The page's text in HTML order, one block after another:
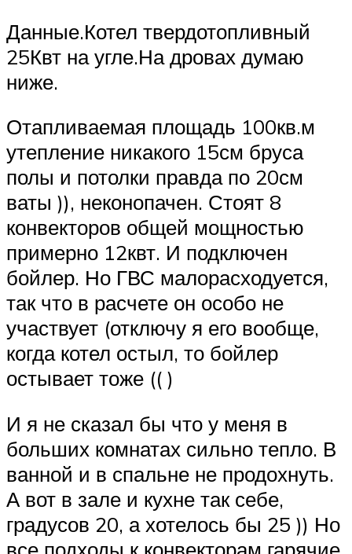
Данные.Котел твердотопливный
25Квт на угле.На дровах думаю
ниже.
Отапливаемая площадь 100кв.м
утепление никакого 15см бруса
полы и потолки правда по 20см
ваты )), неконопачен. Стоят 8
конвекторов общей мощностью
примерно 12квт. И подключен
бойлер. Но ГВС малорасходуется,
так что в расчете он особо не
участвует (отключу я его вообще,
когда котел остыл, то бойлер
остывает тоже (( )
И я не сказал бы что у меня в
больших комнатах сильно тепло. В
ванной и в спальне не продохнуть.
А вот в зале и кухне так себе,
градусов 20, а хотелось бы 25 )) Но